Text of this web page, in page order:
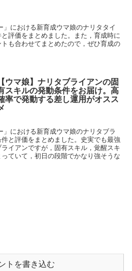
」における新育成ウマ娘のナリタタイ
評価をまとめました。また，育成時に
も合わせてまとめたので，ぜひ育成の
【ウマ娘】ナリタブライアンの固
スキルの発動条件をお届け。高
率で発動する差し運用がオスス
」における新育成ウマ娘のナリタブラ
と評価をまとめました。史実でも最強
イアンですが，固有スキル，覚醒スキ
ていて，初日の段階でかなり強そうな
トを書き込む